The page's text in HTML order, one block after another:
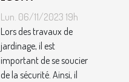
équipements
pour le
jardinage ?
Lun. 06/11/2023 19h
Lors des travaux de
jardinage, il est
important de se soucier
de la sécurité. Ainsi, il